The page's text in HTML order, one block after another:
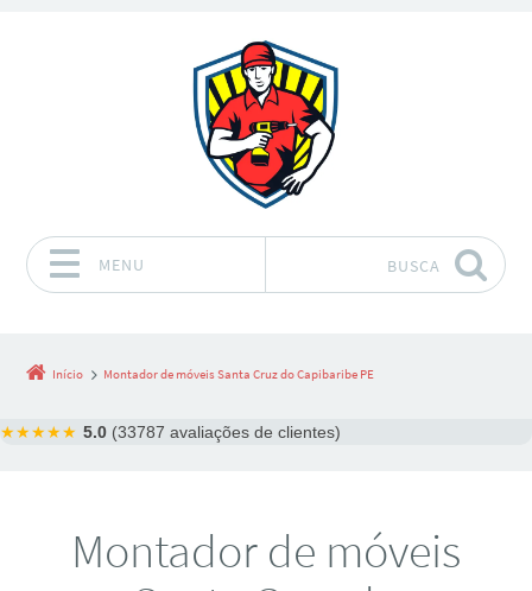
MENU BUSCA
Início Montador de móveis Santa Cruz do Capibaribe PE
★★★★★ 5.0 (33787 avaliações de clientes)
Montador de móveis